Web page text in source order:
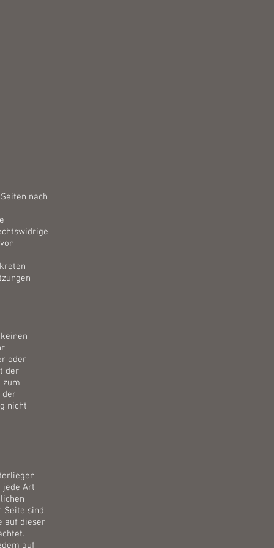
nach
oder
der
zum
der
nicht
jede Art
Seite sind
auf dieser
auf